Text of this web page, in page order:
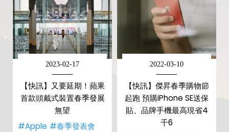
2023-02-17
【快訊】又要延期！蘋果
首款頭戴式裝置春季發展
無望
#Apple #春季發表會
2022-03-10
【快訊】傑昇春季購物節
起跑 預購iPhone SE送保
貼、品牌手機最高現省4
千6